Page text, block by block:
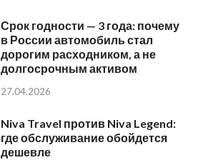
Срок годности — 3 года: почему
в России автомобиль стал
дорогим расходником, а не
долгосрочным активом
27.04.2026
Niva Travel против Niva Legend:
где обслуживание обойдется
дешевле